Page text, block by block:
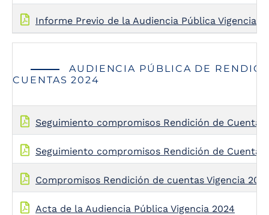
Informe Previo de la Audiencia Pública Vigencia
AUDIENCIA PÚBLICA DE
CUENTAS 2024
Seguimiento compromisos Rendición de
Seguimiento compromisos Rendición de Cuentas
Compromisos Rendición de cuentas Vigencia
Acta de la Audiencia Pública Vigencia 2024